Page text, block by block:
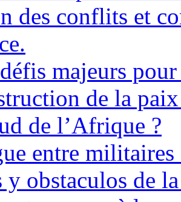
des conflits et
majeurs
de la
de l’Afrique ?
entre
y obstaculos de